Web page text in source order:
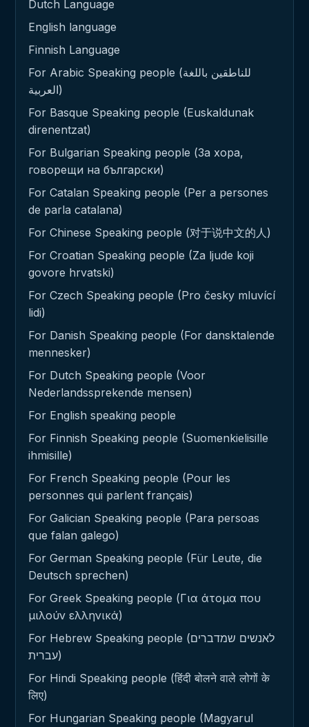
Dutch Language
English language
Finnish Language
For Arabic Speaking people (للناطقين باللغة
العربية)
For Basque Speaking people (Euskaldunak
direnentzat)
For Bulgarian Speaking people (За хора,
говорещи на български)
For Catalan Speaking people (Per a persones
de parla catalana)
For Chinese Speaking people (对于说中文的人)
For Croatian Speaking people (Za ljude koji
govore hrvatski)
For Czech Speaking people (Pro česky mluvící
lidi)
For Danish Speaking people (For dansktalende
mennesker)
For Dutch Speaking people (Voor
Nederlandssprekende mensen)
For English speaking people
For Finnish Speaking people (Suomenkielisille
ihmisille)
For French Speaking people (Pour les
personnes qui parlent français)
For Galician Speaking people (Para persoas
que falan galego)
For German Speaking people (Für Leute, die
Deutsch sprechen)
For Greek Speaking people (Για άτομα που
μιλούν ελληνικά)
For Hebrew Speaking people (לאנשים שמדברים
עברית)
For Hindi Speaking people (हिंदी बोलने वाले लोगों के
लिए)
For Hungarian Speaking people (Magyarul